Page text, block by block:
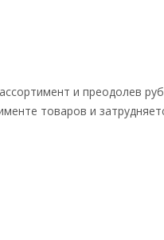
и преодолев
товаров и